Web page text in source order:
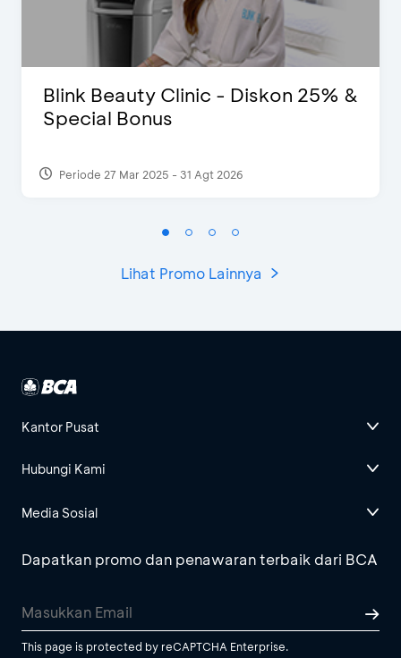
Blink Beauty Clinic - Diskon 25% &
Special Bonus
Periode 27 Mar 2025 - 31 Agt 2026
Lihat Promo Lainnya
Kantor Pusat
Hubungi Kami
Media Sosial
Dapatkan promo dan penawaran terbaik dari BCA
This page is protected by reCAPTCHA Enterprise.